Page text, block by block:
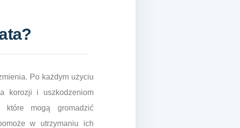
Po każdym użyciu
korozji i uszkodzeniom
mogą gromadzić
w utrzymaniu ich